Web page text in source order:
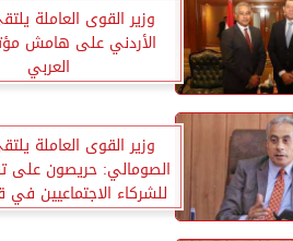
وزير القوى العاملة
الأردني على هامش
العربي
وزير القوى العاملة
الصومالي: حريصون على
للشركاء الاجتماعيين في